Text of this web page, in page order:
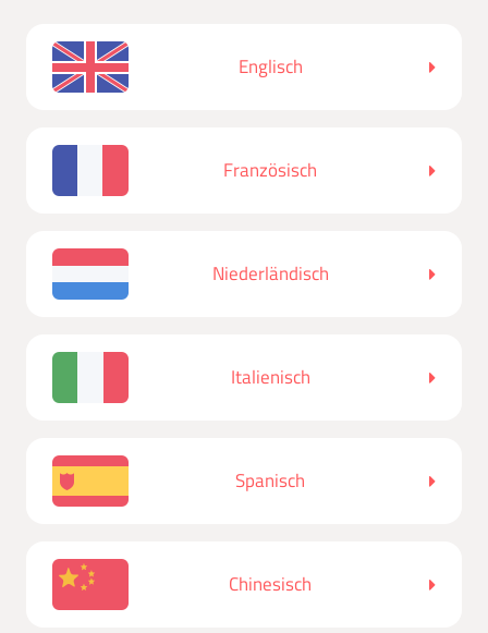
Englisch
Französisch
Niederländisch
Italienisch
Spanisch
Chinesisch